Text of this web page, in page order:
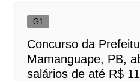
G1
Concurso da
Mamanguape, PB,
salários de até R$